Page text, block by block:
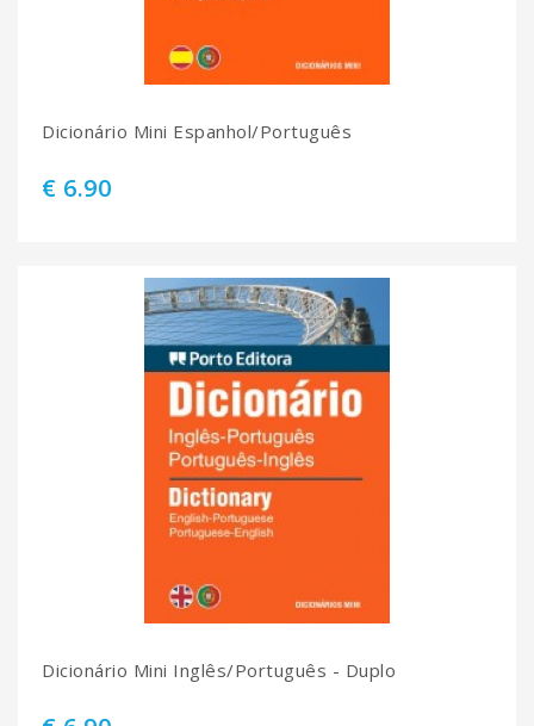
Dicionário Mini Espanhol/Português
€ 6.90
Dicionário Mini Inglês/Português - Duplo